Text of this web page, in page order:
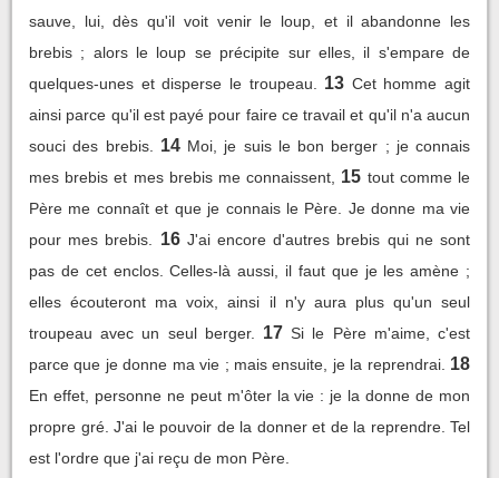
sauve, lui, dès qu'il voit venir le loup, et il abandonne les
brebis ; alors le loup se précipite sur elles, il s'empare de
quelques-unes et disperse le troupeau.
13 Cet homme agit
ainsi parce qu'il est payé pour faire ce travail et qu'il n'a aucun
souci des brebis.
14 Moi, je suis le bon berger ; je connais
mes brebis et mes brebis me connaissent,
15 tout comme le
Père me connaît et que je connais le Père. Je donne ma vie
pour mes brebis.
16 J'ai encore d'autres brebis qui ne sont
pas de cet enclos. Celles-là aussi, il faut que je les amène ;
elles écouteront ma voix, ainsi il n'y aura plus qu'un seul
troupeau avec un seul berger.
17 Si le Père m'aime, c'est
parce que je donne ma vie ; mais ensuite, je la reprendrai. 18
En effet, personne ne peut m'ôter la vie : je la donne de mon
propre gré. J'ai le pouvoir de la donner et de la reprendre. Tel
est l'ordre que j'ai reçu de mon Père.